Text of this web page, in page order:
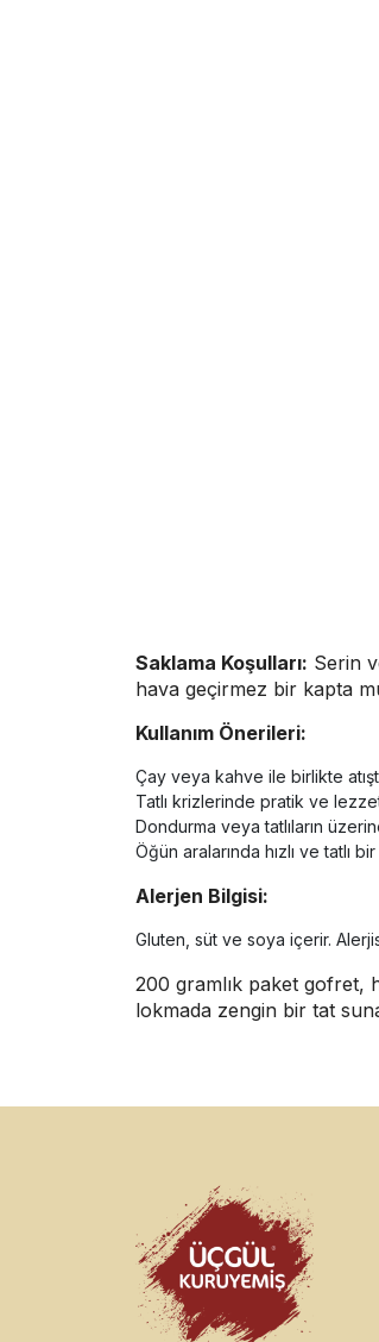
Saklama Koşulları: Serin
hava geçirmez bir kapta
Kullanım Önerileri:
Çay veya kahve ile birlikte
Tatlı krizlerinde pratik ve
Dondurma veya tatlıların
Öğün aralarında hızlı ve tatlı
Alerjen Bilgisi:
Gluten, süt ve soya içerir.
200 gramlık paket gofret,
lokmada zengin bir tat